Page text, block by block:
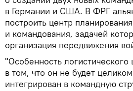
в Германии и США. В ФРГ
построить центр
и командования, задачей
организация передвижения
"Особенность логистического
в том, что он не будет
интегрирован в командную